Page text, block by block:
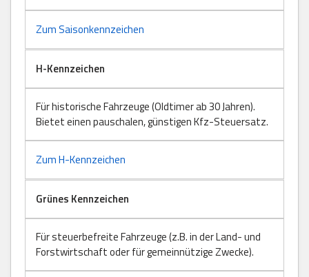
Zum Saisonkennzeichen
H-Kennzeichen
Für historische Fahrzeuge (Oldtimer ab 30 Jahren).
Bietet einen pauschalen, günstigen Kfz-Steuersatz.
Zum H-Kennzeichen
Grünes Kennzeichen
Für steuerbefreite Fahrzeuge (z.B. in der Land- und
Forstwirtschaft oder für gemeinnützige Zwecke).